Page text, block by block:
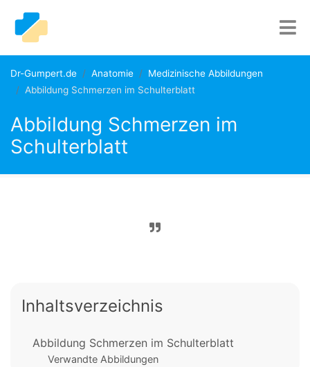
Dr-Gumpert.de Anatomie
Medizinische Abbildungen
Abbildung Schmerzen im Schulterblatt
Abbildung Schmerzen im
Schulterblatt
Inhaltsverzeichnis
Abbildung Schmerzen im Schulterblatt
Verwandte Abbildungen